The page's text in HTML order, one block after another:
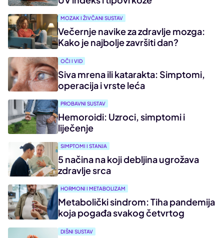
MOZAK I ŽIVČANI SUSTAV
Večernje navike za zdravlje mozga:
Kako je najbolje završiti dan?
OČI I VID
Siva mrena ili katarakta: Simptomi,
operacija i vrste leća
PROBAVNI SUSTAV
Hemoroidi: Uzroci, simptomi i
liječenje
SIMPTOMI I STANJA
5 načina na koji debljina ugrožava
zdravlje srca
HORMONI I METABOLIZAM
Metabolički sindrom: Tiha pandemija
koja pogađa svakog četvrtog
DIŠNI SUSTAV